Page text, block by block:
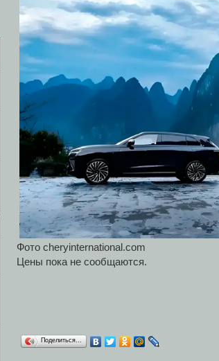
Фото cheryinternational.com
Цены пока не сообщаются.
Поделиться…